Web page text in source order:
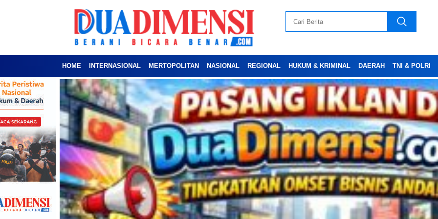
HOME INTERNASIONAL MERTOPOLITAN NASIONAL REGIONAL HUKUM & KRIMINAL DAERAH TNI & POLRI
Advertesment